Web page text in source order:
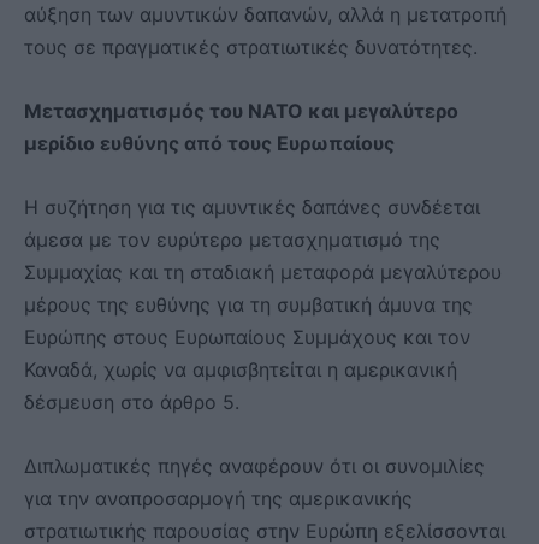
αύξηση των αμυντικών δαπανών, αλλά η μετατροπή
τους σε πραγματικές στρατιωτικές δυνατότητες.
Μετασχηματισμός του ΝΑΤΟ και μεγαλύτερο
μερίδιο ευθύνης από τους Ευρωπαίους
Η συζήτηση για τις αμυντικές δαπάνες συνδέεται
άμεσα με τον ευρύτερο μετασχηματισμό της
Συμμαχίας και τη σταδιακή μεταφορά μεγαλύτερου
μέρους της ευθύνης για τη συμβατική άμυνα της
Ευρώπης στους Ευρωπαίους Συμμάχους και τον
Καναδά, χωρίς να αμφισβητείται η αμερικανική
δέσμευση στο άρθρο 5.
Διπλωματικές πηγές αναφέρουν ότι οι συνομιλίες
για την αναπροσαρμογή της αμερικανικής
στρατιωτικής παρουσίας στην Ευρώπη εξελίσσονται